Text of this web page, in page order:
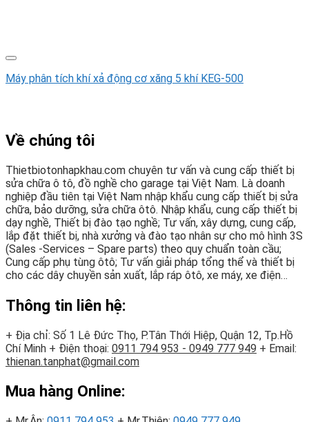
Máy phân tích khí xả động cơ xăng 5 khí KEG-500
Về chúng tôi
Thietbiotonhapkhau.com chuyên tư vấn và cung cấp thiết bị
sửa chữa ô tô, đồ nghề cho garage tại Việt Nam. Là doanh
nghiệp đầu tiên tại Việt Nam nhập khẩu cung cấp thiết bị sửa
chữa, bảo dưỡng, sửa chữa ôtô. Nhập khẩu, cung cấp thiết bị
dạy nghề, Thiết bị đào tạo nghề; Tư vấn, xây dựng, cung cấp,
lắp đặt thiết bị, nhà xưởng và đào tạo nhân sự cho mô hình 3S
(Sales -Services – Spare parts) theo quy chuẩn toàn cầu;
Cung cấp phụ tùng ôtô; Tư vấn giải pháp tổng thể và thiết bị
cho các dây chuyền sản xuất, lắp ráp ôtô, xe máy, xe điện…
Thông tin liên hệ:
+ Địa chỉ: Số 1 Lê Đức Thọ, P.Tân Thới Hiệp, Quận 12, Tp.Hồ
Chí Minh + Điện thoại: 0911 794 953 - 0949 777 949 + Email:
thienan.tanphat@gmail.com
Mua hàng Online: